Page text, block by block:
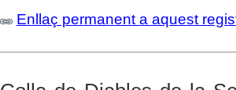
Enllaç permanent a aquest